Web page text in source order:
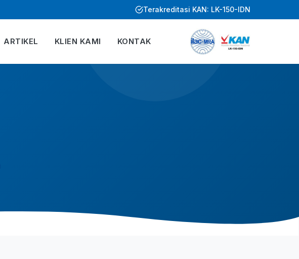
Terakreditasi KAN: LK-150-IDN
ARTIKEL KLIEN KAMI KONTAK